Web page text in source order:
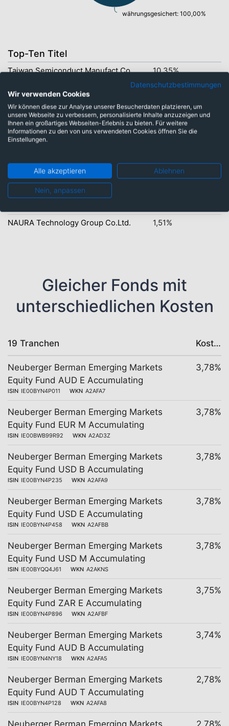
währungsgesichert: 100,00%
Top-Ten Titel
Taiwan Semiconduct.Manufact.Co
10,35%
9,10%
SK Hynix Inc.
8,13%
ASE Technology Holding Co. Ltd
4,74%
Tencent Holdings Ltd.
Acter Co. Ltd.
1,60%
Cia Saneam. Bás. Est.São Paulo
NAURA Technology Group Co.Ltd.
1,51%
Gleicher Fonds mit
unterschiedlichen Kosten
19 Tranchen Kosten
Neuberger Berman Emerging Markets
Equity Fund AUD E Accumulating
ISIN IE00BYN4P011 WKN A2AFA7
3,78%
Neuberger Berman Emerging Markets
Equity Fund EUR M Accumulating
ISIN IE00BWB99R92 WKN A2AD3Z
3,78%
Neuberger Berman Emerging Markets
Equity Fund USD B Accumulating
ISIN IE00BYN4P235 WKN A2AFA9
3,78%
Neuberger Berman Emerging Markets
Equity Fund USD E Accumulating
ISIN IE00BYN4P458 WKN A2AFBB
3,78%
Neuberger Berman Emerging Markets
Equity Fund USD M Accumulating
ISIN IE00BYQQ4J61 WKN A2AKNS
3,78%
Neuberger Berman Emerging Markets
Equity Fund ZAR E Accumulating
ISIN IE00BYN4P896 WKN A2AFBF
3,75%
Neuberger Berman Emerging Markets
Equity Fund AUD B Accumulating
ISIN IE00BYN4NY18 WKN A2AFA5
3,74%
Neuberger Berman Emerging Markets
Equity Fund AUD T Accumulating
ISIN IE00BYN4P128 WKN A2AFA8
2,78%
Neuberger Berman Emerging Markets 2,78%
Datenschutzbestimmungen
Wir verwenden Cookies
Wir können diese zur Analyse unserer Besucherdaten platzieren, um
unsere Webseite zu verbessern, personalisierte Inhalte anzuzeigen und
Ihnen ein großartiges Webseiten-Erlebnis zu bieten. Für weitere
Informationen zu den von uns verwendeten Cookies öffnen Sie die
Einstellungen.
Alle akzeptieren Ablehnen
Nein, anpassen